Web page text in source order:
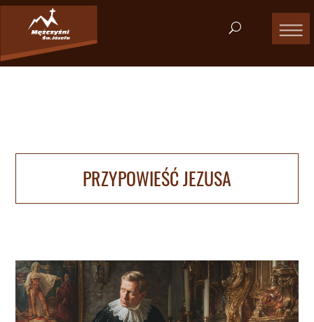
PRZYPOWIEŚĆ JEZUSA